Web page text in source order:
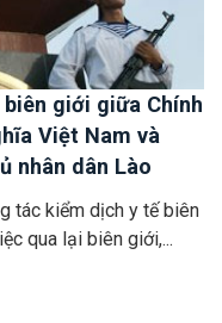
giới giữa Chính
Việt Nam và
nhân dân Lào
tác kiểm dịch y tế biên
qua lại biên giới,...